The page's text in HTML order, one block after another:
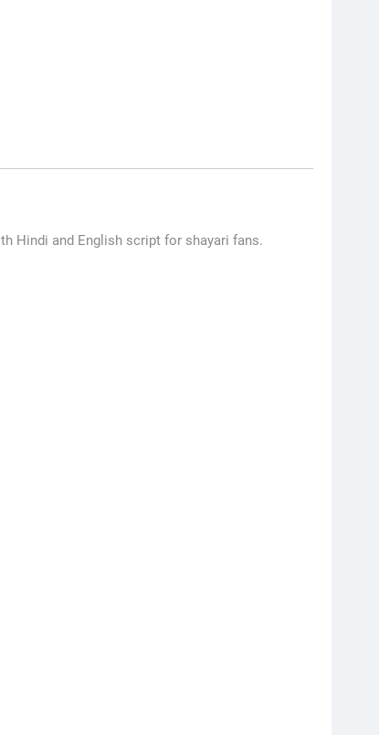
Hindi and English script for shayari fans.